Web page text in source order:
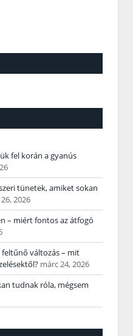
fel korán a gyanús
tünetek, amiket sokan
2026
– miért fontos az átfogó
feltűnő változás – mit
márc 24, 2026
tudnak róla, mégsem